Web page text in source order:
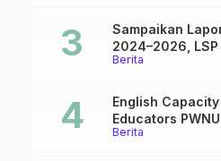
Berita
Sampaikan
2024–2026, LSP
Mantapkan
Berita
English
Educators
Batch#4;